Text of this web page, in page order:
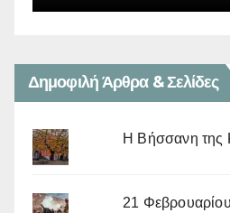
Δημοφιλή Άρθρα & Σελίδες
Η Βήσσανη της
21